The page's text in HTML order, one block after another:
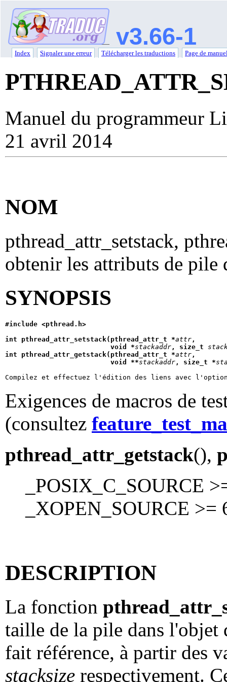
v3.66-1
Index Signaler une erreur Télécharger les traductions Page de
Manuel du programmeur
21 avril 2014
NOM
pthread_attr_setstack,
obtenir les attributs de
SYNOPSIS
#include <pthread.h>
int pthread_attr_setstack(pthread_attr_t *attr ,
                          void *
stackaddr , size_t
int pthread_attr_getstack(pthread_attr_t *attr ,
                          void **
stackaddr , size_t *
Compilez et effectuez l'édition des liens avec
Exigences de macros de
(consultez
pthread_attr_getstack(),
_POSIX_C_SOURCE
_XOPEN_SOURCE >=
DESCRIPTION
La fonction
taille de la pile dans
fait référence, à partir des
stacksize respectivement.